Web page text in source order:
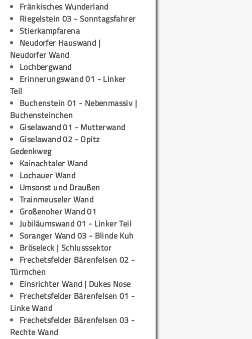
Fränkisches Wunderland
Riegelstein 03 - Sonntagsfahrer
Stierkampfarena
Neudorfer Hauswand |
Neudorfer Wand
Lochbergwand
Erinnerungswand 01 - Linker
Teil
Buchenstein 01 - Nebenmassiv |
Buchensteinchen
Giselawand 01 - Mutterwand
Giselawand 02 - Opitz
Gedenkweg
Kainachtaler Wand
Lochauer Wand
Umsonst und Draußen
Trainmeuseler Wand
Großenoher Wand 01
Jubiläumswand 01 - Linker Teil
Soranger Wand 03 - Blinde Kuh
Bröseleck | Schlusssektor
Frechetsfelder Bärenfelsen 02 -
Türmchen
Einsrichter Wand | Dukes Nose
Frechetsfelder Bärenfelsen 01 -
Linke Wand
Frechetsfelder Bärenfelsen 03 -
Rechte Wand